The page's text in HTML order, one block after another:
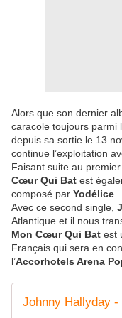
Alors que son dernier
caracole toujours parmi
depuis sa sortie le 13
continue l’exploitation
Faisant suite au
Cœur Qui Bat est
composé par Yodélice
Avec ce second single,
Atlantique et il nous
Mon Cœur Qui Bat est
Français qui sera en
l’Accorhotels Arena